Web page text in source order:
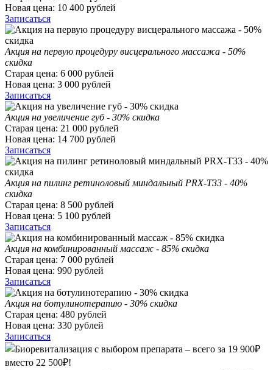
Новая цена: 10 400 рублей
Записаться
Акция на первую процедуру висцерального массажа - 50%
скидка
Старая цена: 6 000 рублей
Новая цена: 3 000 рублей
Записаться
Акция на увеличение губ - 30% скидка
Старая цена: 21 000 рублей
Новая цена: 14 700 рублей
Записаться
Акция на пилинг ретиноловый миндальный PRX-T33 - 40%
скидка
Старая цена: 8 500 рублей
Новая цена: 5 100 рублей
Записаться
Акция на комбинированный массаж - 85% скидка
Старая цена: 7 000 рублей
Новая цена: 990 рублей
Записаться
Акция на ботулинотерапию - 30% скидка
Старая цена: 480 рублей
Новая цена: 330 рублей
Записаться